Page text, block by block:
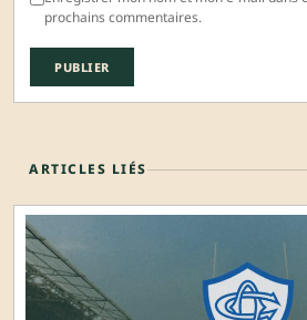
prochains commentaires.
ARTICLES LIÉS